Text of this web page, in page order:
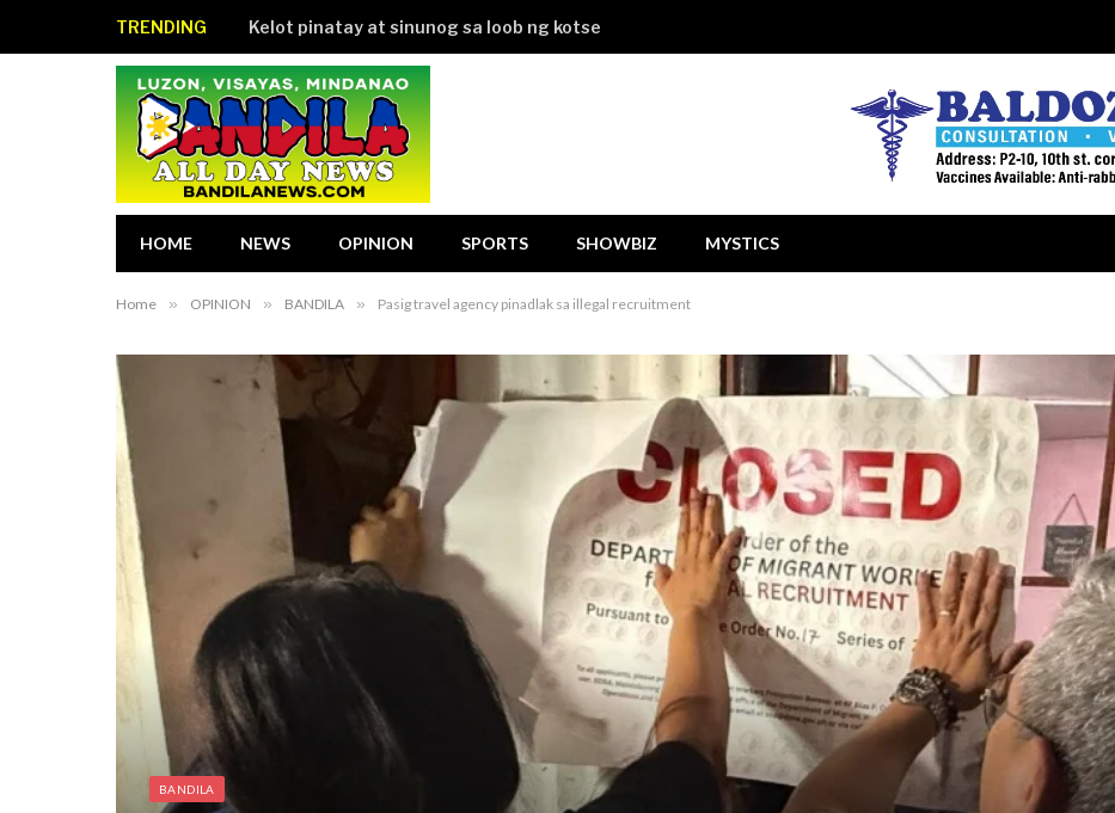
TRENDING Kelot pinatay at sinunog sa loob ng kotse
HOME NEWS OPINION SPORTS SHOWBIZ MYSTICS
Home » OPINION » BANDILA » Pasig travel agency pinadlak sa illegal recruitment
BANDILA